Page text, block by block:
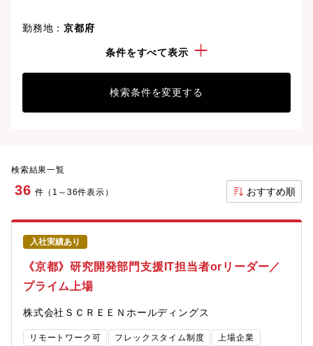
勤務地：京都府
セキュリティ
条件をすべて表示
検索条件を変更する
検索結果一覧
36 件（1～36件表示） おすすめ順
入社実績あり
《京都》研究開発部門支援IT担当者orリーダー／
プライム上場
株式会社ＳＣＲＥＥＮホールディングス
リモートワーク可 フレックスタイム制度 上場企業